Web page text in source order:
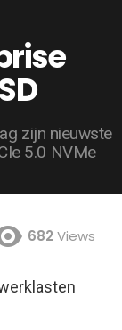
zijn nieuwste
5.0 NVMe
682 Views